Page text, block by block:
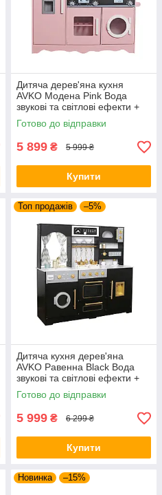
Дитяча дерев'яна кухня
AVKO Модена Pink Вода
звукові та світлові ефекти +
аксесуари
Готово до відправки
5 899 ₴ 5 999 ₴
Купити
Топ продажів –5%
Дитяча кухня дерев'яна
AVKO Равенна Black Вода
звукові та світлові ефекти +
аксесуари
Готово до відправки
5 999 ₴ 6 299 ₴
Купити
Новинка –15%